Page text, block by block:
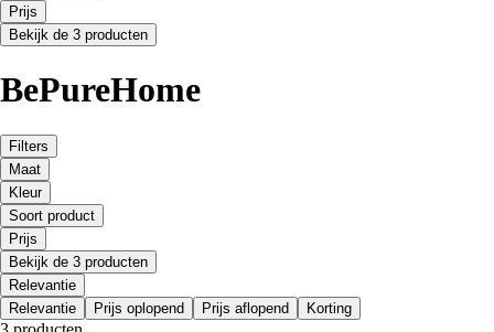
Prijs
Bekijk de 3 producten
BePureHome
Filters
Maat
Kleur
Soort product
Prijs
Bekijk de 3 producten
Relevantie
Relevantie
Prijs oplopend Prijs aflopend Korting